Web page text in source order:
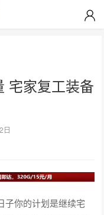
宅家复工装备
日
子你的计划是继续宅